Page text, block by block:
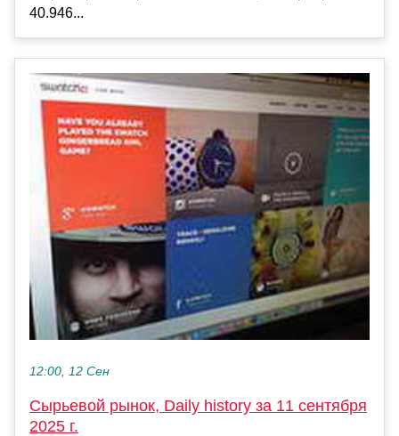
40.946...
12:00, 12 Сен
Сырьевой рынок, Daily history за 11 сентября
2025 г.